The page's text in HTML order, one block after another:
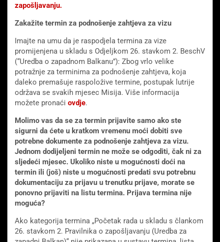
zapošljavanju.
Zakažite termin za podnošenje zahtjeva za vizu
Imajte na umu da je raspodjela termina za vize
promijenjena u skladu s Odjeljkom 26. stavkom 2. BeschV
(“Uredba o zapadnom Balkanu”): Zbog vrlo velike
potražnje za terminima za podnošenje zahtjeva, koja
daleko premašuje raspoložive termine, postupak lutrije
održava se svakih mjesec Misija. Više informacija
možete pronaći ovdje.
Molimo vas da se za termin prijavite samo ako ste
sigurni da ćete u kratkom vremenu moći dobiti sve
potrebne dokumente za podnošenje zahtjeva za vizu.
Jednom dodijeljeni termin ne može se odgoditi, čak ni za
sljedeći mjesec. Ukoliko niste u mogućnosti doći na
termin ili (još) niste u mogućnosti predati svu potrebnu
dokumentaciju za prijavu u trenutku prijave, morate se
ponovno prijaviti na listu termina. Prijava termina nije
moguća?
Ako kategorija termina „Početak rada u skladu s člankom
26. stavkom 2. Pravilnika o zapošljavanju (Uredba za